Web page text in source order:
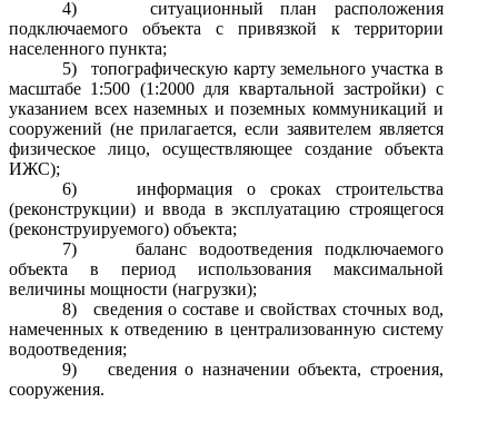
4)
ситуационный план расположения
подключаемого объекта с привязкой к территории
населенного пункта;
5)
топографическую карту земельного участка в
масштабе 1:500 (1:2000 для квартальной застройки) с
указанием всех наземных и поземных коммуникаций и
сооружений (не прилагается, если заявителем является
физическое лицо, осуществляющее создание объекта
ИЖС);
6)
информация о сроках строительства
(реконструкции) и ввода в эксплуатацию строящегося
(реконструируемого) объекта;
7)
баланс водоотведения подключаемого
объекта в период использования максимальной
величины мощности (нагрузки);
8)
сведения о составе и свойствах сточных вод,
намеченных к отведению в централизованную систему
водоотведения;
9)
сведения о назначении объекта, строения,
сооружения.